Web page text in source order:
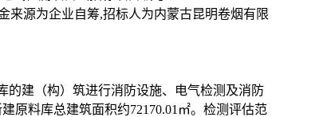
来源为企业自筹,招标人为内蒙古昆明卷烟有限
的建（构）筑进行消防设施、电气检测及消防
原料库总建筑面积约72170.01㎡。检测评估范